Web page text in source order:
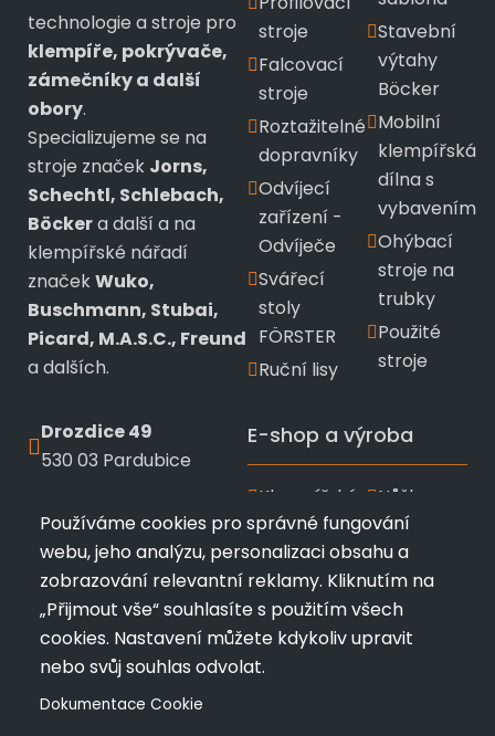
technologie a stroje pro
klempíře, pokrývače,
zámečníky a další
obory.
Specializujeme se na
stroje značek Jorns,
Schechtl, Schlebach,
Böckera další a na
klempířské nářadí
značekWuko,
Buschmann, Stubai,
Picard, M.A.S.C., Freund
a dalších.
Drozdice 49
530 03 Pardubice
info@profimk.eu
stroje
Falcovací
stroje
Roztažitelné
dopravníky
Odvíjecí
zařízení -
Odvíječe
Svářecí
stoly
FÖRSTER
Ruční lisy
Stavební
výtahy
Böcker
Mobilní
klempířská
dílna s
vybavením
Ohýbací
stroje na
trubky
Použité
stroje
E-shop a výroba
Klempířské
nářadí
Wuko
Nářadí
Bushmann
Ruční
ohýbačky
Nůžky a
kleště
Stubai
Kladiva a
měřící
pomůcky
Používáme cookies pro správné fungování
webu, jeho analýzu, personalizaci obsahu a
zobrazování relevantní reklamy. Kliknutím na
„Přijmout vše“ souhlasíte s použitím všech
cookies. Nastavení můžete kdykoliv upravit
nebo svůj souhlas odvolat.
Dokumentace Cookie